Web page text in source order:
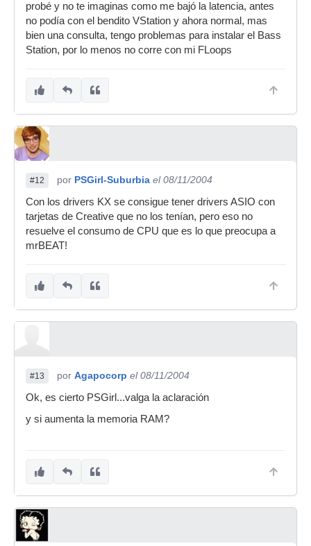
probé y no te imaginas como me bajó la latencia, antes
no podía con el bendito VStation y ahora normal, mas
bien una consulta, tengo problemas para instalar el Bass
Station, por lo menos no corre con mi FLoops
#12 por PSGirl-Suburbia el 08/11/2004
Con los drivers KX se consigue tener drivers ASIO con
tarjetas de Creative que no los tenían, pero eso no
resuelve el consumo de CPU que es lo que preocupa a
mrBEAT!
#13 por Agapocorp el 08/11/2004
Ok, es cierto PSGirl...valga la aclaración
y si aumenta la memoria RAM?